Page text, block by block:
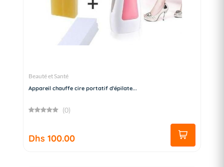
Beauté et Santé
Appareil chauffe cire portatif d'épilate...
(0)
Dhs 100.00